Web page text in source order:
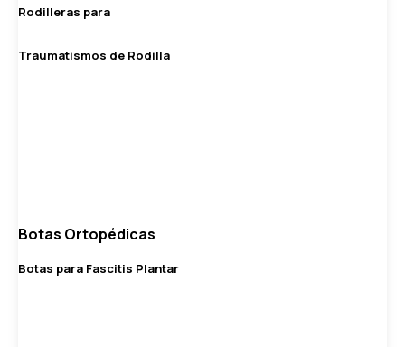
Rodilleras para
Traumatismos de Rodilla
Botas Ortopédicas
Botas para Fascitis Plantar